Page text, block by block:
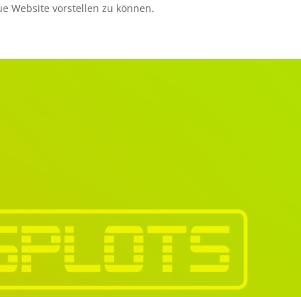
Website vorstellen zu können.